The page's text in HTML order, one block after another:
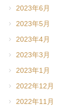
2023年6月
2023年5月
2023年4月
2023年3月
2023年1月
2022年12月
2022年11月